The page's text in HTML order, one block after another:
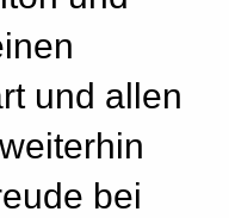
und allen
bei